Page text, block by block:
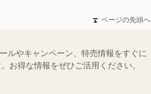
ページの先頭へ
ルやキャンペーン、特売情報をすぐに
お得な情報をぜひご活用ください。